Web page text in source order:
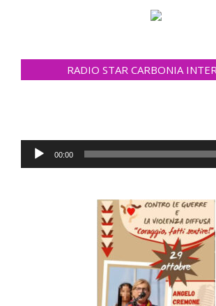
RADIO STAR CARBONIA
Audio-
Player
00:00